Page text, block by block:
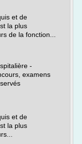
et de
la plus
de la fonction...
-
examens
et de
la plus